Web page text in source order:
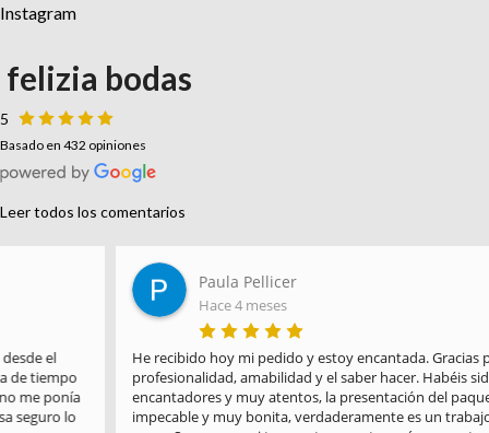
Instagram
felizia bodas
5
Basado en 432 opiniones
Leer todos los comentarios
Paula Pellicer
Hace 4 meses
He recibido hoy mi pedido y estoy encantada. Gracias por la
profesionalidad, amabilidad y el saber hacer. Habéis sido
encantadores y muy atentos, la presentación del paquete es
impecable y muy bonita, verdaderamente es un trabajo hecho con